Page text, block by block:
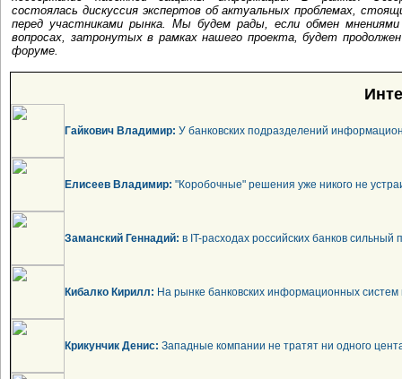
состоялась дискуссия экспертов об актуальных проблемах,
перед участниками рынка. Мы будем рады, если обмен
вопросах, затронутых в рамках нашего проекта, будет
форуме.
Гайкович Владимир: У банковских подразделений
Елисеев Владимир: "Коробочные" решения уже никого не
Заманский Геннадий: в IT-расходах российских банков сильный
Кибалко Кирилл: На рынке банковских информационных систем
Крикунчик Денис: Западные компании не тратят ни одного